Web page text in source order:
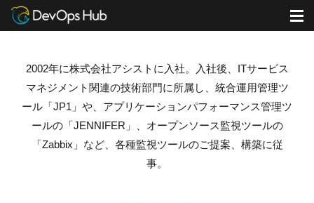
DevOps Hub ブログ 中村利一の書いた記事
2002年に株式会社アシストに入社。入社後、 ITサービス
マネジメント関連の技術部門に所属し、統合運用管理ツ
ール「JP1 」や、アプリケーションパフォーマンス管理ツ
ールの「JENNIFER 」、オープンソース監視ツールの
「Zabbix 」など、各種監視ツールのご提案、構築に従
事。